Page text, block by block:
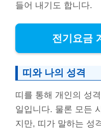
들어 내기도 합니다.
전기요금
띠와 나의 성격
띠를 통해 개인의 성
일입니다. 물론 모든
지만, 띠가 말하는 성